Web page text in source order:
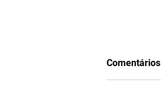
Comentários